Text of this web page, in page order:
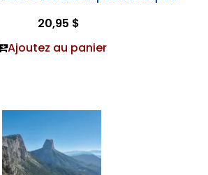
20,95 $
Ajoutez au panier